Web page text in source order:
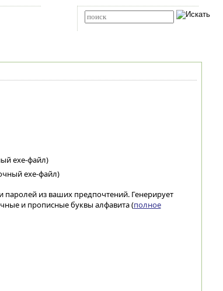
exe-файл)
exe-файл)
паролей из ваших предпочтений. Генерирует
и прописные буквы алфавита (полное